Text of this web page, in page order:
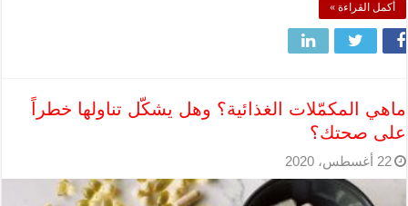
أكمل القراءة »
ماهي المكمّلات الغذائية؟ وهل يشكّل تناولها خطراً
على صحتك؟
22 أغسطس، 2020